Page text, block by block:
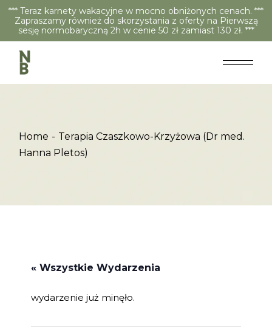
*** Teraz karnety wakacyjne w mocno obniżonych cenach. ***
Zapraszamy również do skorzystania z oferty na Pierwszą
sesję normobaryczną 2h w cenie 50 zł zamiast 130 zł. ***
Home
Terapia Czaszkowo-Krzyżowa (Dr med.
Hanna Pletos)
« Wszystkie Wydarzenia
wydarzenie już minęło.